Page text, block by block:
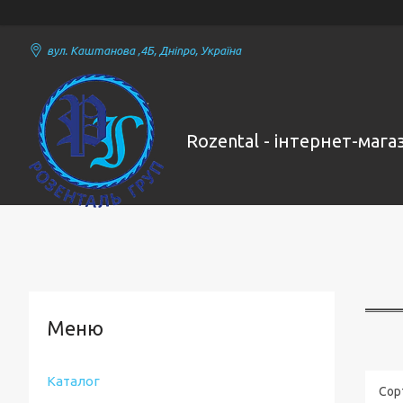
вул. Каштанова ,4Б, Дніпро, Україна
Rozental - інтернет-
Каталог